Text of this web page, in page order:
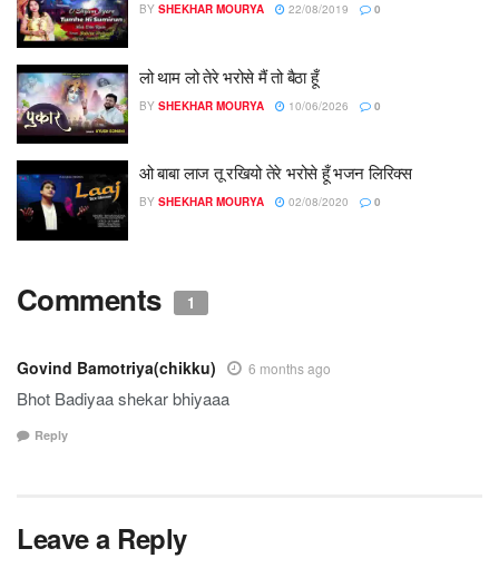
BY SHEKHAR MOURYA 22/08/2019 0
लो थाम लो तेरे भरोसे मैं तो बैठा हूँ
BY SHEKHAR MOURYA 10/06/2026 0
ओ बाबा लाज तू रखियो तेरे भरोसे हूँ भजन लिरिक्स
BY SHEKHAR MOURYA 02/08/2020 0
Comments 1
Govind Bamotriya(chikku) 6 months ago
Bhot Badiyaa shekar bhiyaaa
Reply
Leave a Reply